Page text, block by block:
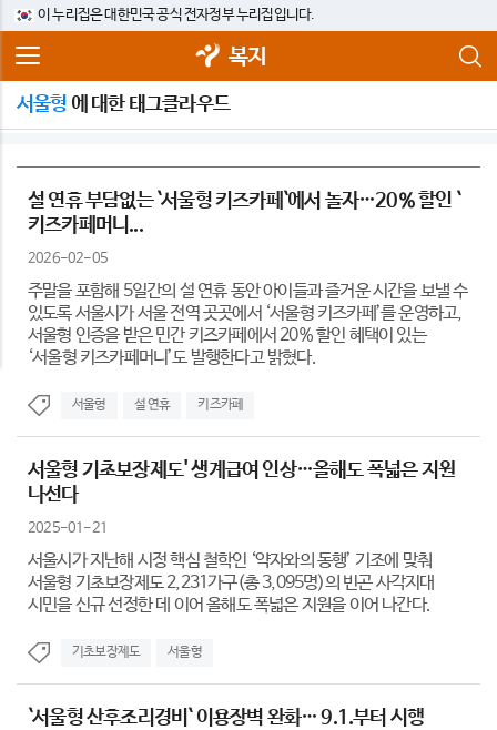
이 누리집은 대한민국 공식 전자정부 누리집입니다.
복지
서울형 에 대한 태그클라우드
설 연휴 부담없는 `서울형 키즈카페`에서 놀자…20％ 할인 `
키즈카페머니...
2026-02-05
주말을 포함해 5일간의 설 연휴 동안 아이들과 즐거운 시간을 보낼 수
있도록 서울시가 서울 전역 곳곳에서 ‘서울형 키즈카페’를 운영하고,
서울형 인증을 받은 민간 키즈카페에서 20% 할인 혜택이 있는
‘서울형 키즈카페머니’도 발행한다고 밝혔다.
서울형 설 연휴 키즈카페
서울형 기초보장제도' 생계급여 인상…올해도 폭넓은 지원
나선다
2025-01-21
서울시가 지난해 시정 핵심 철학인 ‘약자와의 동행’ 기조에 맞춰
서울형 기초보장제도 2,231가구(총 3,095명)의 빈곤 사각지대
시민을 신규 선정한 데 이어 올해도 폭넓은 지원을 이어 나간다.
기초보장제도 서울형
`서울형 산후조리경비` 이용장벽 완화… 9.1.부터 시행